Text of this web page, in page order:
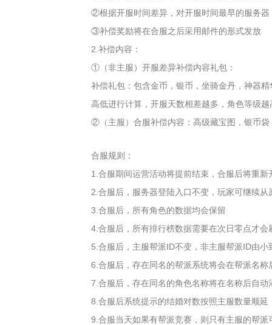
②根据开服时间差异，对开服时间最早的服务
③补偿奖励将在合服之后采用邮件的形式发放
2.补偿内容：
①（非主服）开服差异补偿内容礼包：
补偿礼包：包含金币，银币，坐骑金丹，神器
高低进行计算，开服天数相差越多，角色等级
②（主服）合服补偿内容：高级藏宝图，银币袋
合服规则：
1.合服期间运营活动将提前结束，合服后将重新
2.合服后，服务器登陆入口不变，玩家可继续从
3.合服后，所有角色的数据均会保留
4.合服后，所有排行榜数据需要在次日零点才
5.合服后，主服帮派ID不变，非主服帮派ID由
6.合服后，存在同名的帮派系统将会在帮派名
7.合服后，存在同名的角色名称将在名称后自
8.合服后系统提示的结婚对数按照主服数量顺延
9.合服当天如果有帮派竞赛，则只有主服的帮派